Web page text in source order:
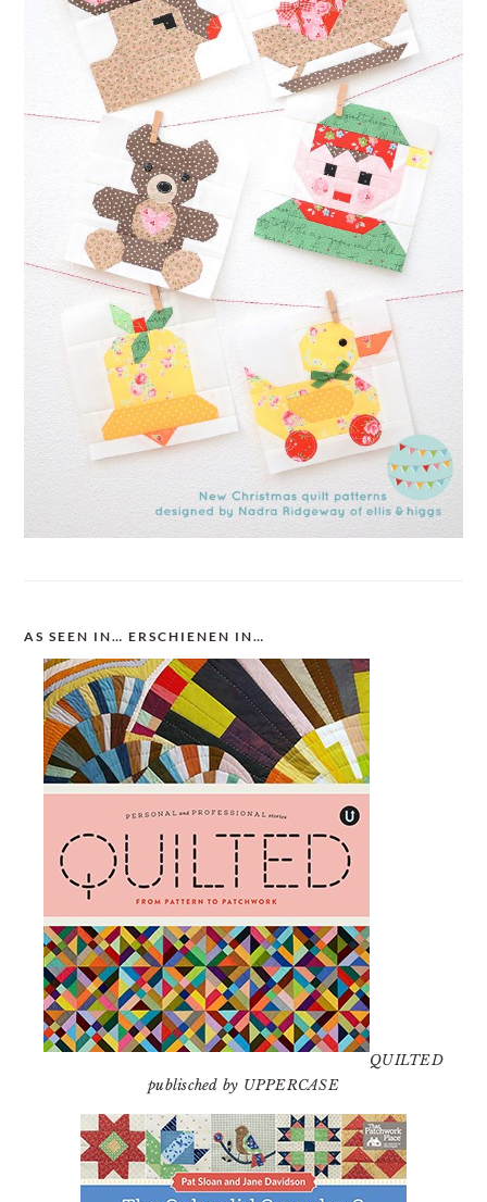
AS SEEN IN… ERSCHIENEN IN…
QUILTED
publisched by UPPERCASE